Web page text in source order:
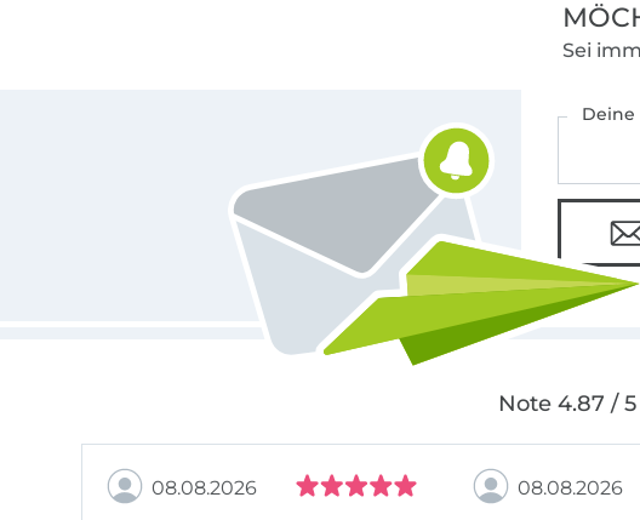
Sei
Deine
Note 4.87 /
08.08.2026
08.08.2026